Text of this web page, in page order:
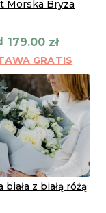
zdrowia
Morska Bryza
179.00 zł
GRATIS
biała z białą różą